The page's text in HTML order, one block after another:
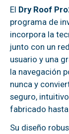
El Dry Roof
programa de
incorpora la
junto con un
usuario y una
la navegación
nunca y
seguro,
fabricado
Su diseño